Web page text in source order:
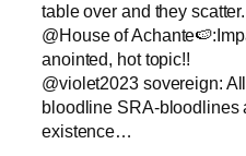
table over and they scatter.
@House of
anointed, hot topic!!
@violet2023 sovereign:
bloodline SRA-bloodlines
existence…